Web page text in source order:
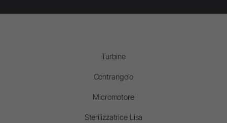
Turbine
Contrangolo
Micromotore
Sterilizzatrice Lisa